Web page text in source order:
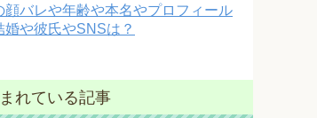
顔バレや年齢や本名やプロフィール
婚や彼氏やSNSは？
れている記事